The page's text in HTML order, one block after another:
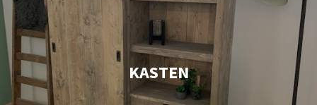
KASTEN